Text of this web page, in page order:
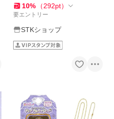
子女の子用
10% （292pt）
要エントリー
STKショップ